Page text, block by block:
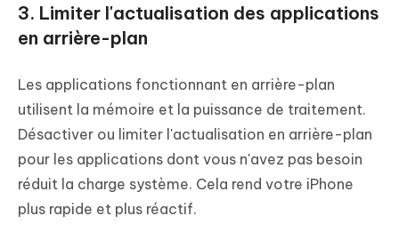
3. Limiter l'actualisation des applications
en arrière-plan
Les applications fonctionnant en arrière-plan
utilisent la mémoire et la puissance de traitement.
Désactiver ou limiter l'actualisation en arrière-plan
pour les applications dont vous n'avez pas besoin
réduit la charge système. Cela rend votre iPhone
plus rapide et plus réactif.